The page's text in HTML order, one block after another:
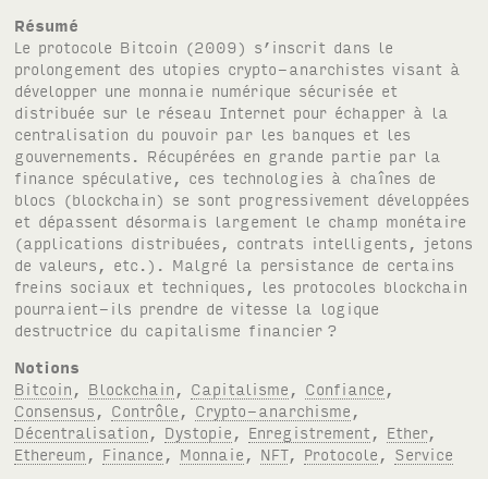
Résumé
Le protocole Bitcoin (2009) s’inscrit dans le
prolongement des utopies crypto-anarchistes visant à
développer une monnaie numérique sécurisée et
distribuée sur le réseau Internet pour échapper à la
centralisation du pouvoir par les banques et les
gouvernements. Récupérées en grande partie par la
finance spéculative, ces technologies à chaînes de
blocs (blockchain) se sont progressivement développées
et dépassent désormais largement le champ monétaire
(applications distribuées, contrats intelligents, jetons
de valeurs, etc.). Malgré la persistance de certains
freins sociaux et techniques, les protocoles blockchain
pourraient-ils prendre de vitesse la logique
destructrice du capitalisme financier ?
Notions
Bitcoin , Blockchain , Capitalisme , Confiance ,
Consensus , Contrôle , Crypto-anarchisme ,
Décentralisation , Dystopie , Enregistrement , Ether,
Ethereum , Finance , Monnaie , NFT, Protocole , Service